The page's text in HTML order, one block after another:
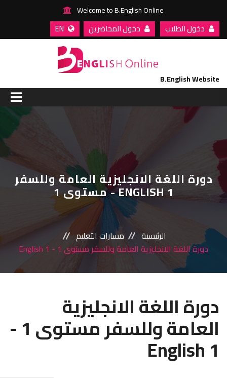
Welcome to B.English Online
دخول الطلاب دخول المحاضرين
B.English Website
الرئيسية
من نحن
مسارات التعليم
ميديا
دورة اللغة الانجليزية العامة وللسفر
مستوى 1 - ENGLISH 1
الرئيسية
مسارات التعليم
دورة اللغة الانجليزية العامة وللسفر مستوى 1 - English 1
دورة اللغة الانجليزية
العامة وللسفر مستوى 1 -
English 1